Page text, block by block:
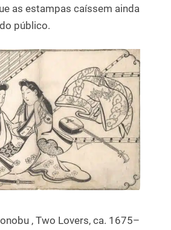
as estampas caíssem ainda
público.
, Two Lovers, ca. 1675–